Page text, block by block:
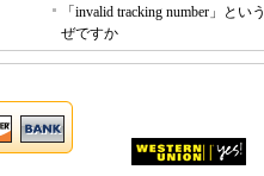
「invalid tracking number」とい
ぜですか